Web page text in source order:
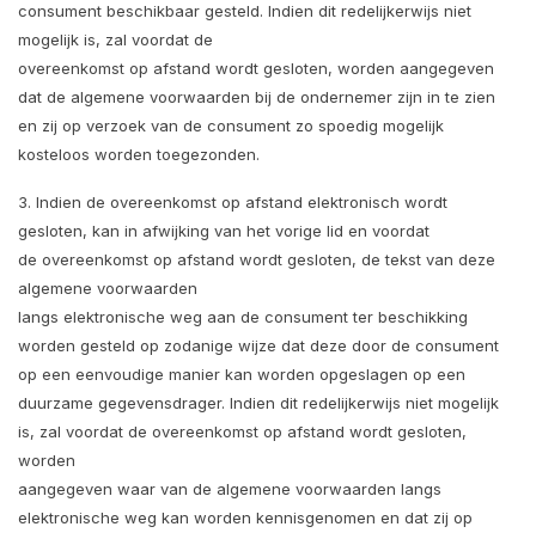
consument beschikbaar gesteld. Indien dit redelijkerwijs niet
mogelijk is, zal voordat de
overeenkomst op afstand wordt gesloten, worden aangegeven
dat de algemene voorwaarden bij de ondernemer zijn in te zien
en zij op verzoek van de consument zo spoedig mogelijk
kosteloos worden toegezonden.
3. Indien de overeenkomst op afstand elektronisch wordt
gesloten, kan in afwijking van het vorige lid en voordat
de overeenkomst op afstand wordt gesloten, de tekst van deze
algemene voorwaarden
langs elektronische weg aan de consument ter beschikking
worden gesteld op zodanige wijze dat deze door de consument
op een eenvoudige manier kan worden opgeslagen op een
duurzame gegevensdrager. Indien dit redelijkerwijs niet mogelijk
is, zal voordat de overeenkomst op afstand wordt gesloten,
worden
aangegeven waar van de algemene voorwaarden langs
elektronische weg kan worden kennisgenomen en dat zij op